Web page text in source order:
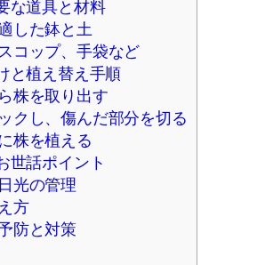
な道具と材料
した鉢と土
コップ、手袋など
と植え替え手順
株を取り出す
クし、傷んだ部分を切る
株を植える
世話ポイント
光の管理
方
防と対策